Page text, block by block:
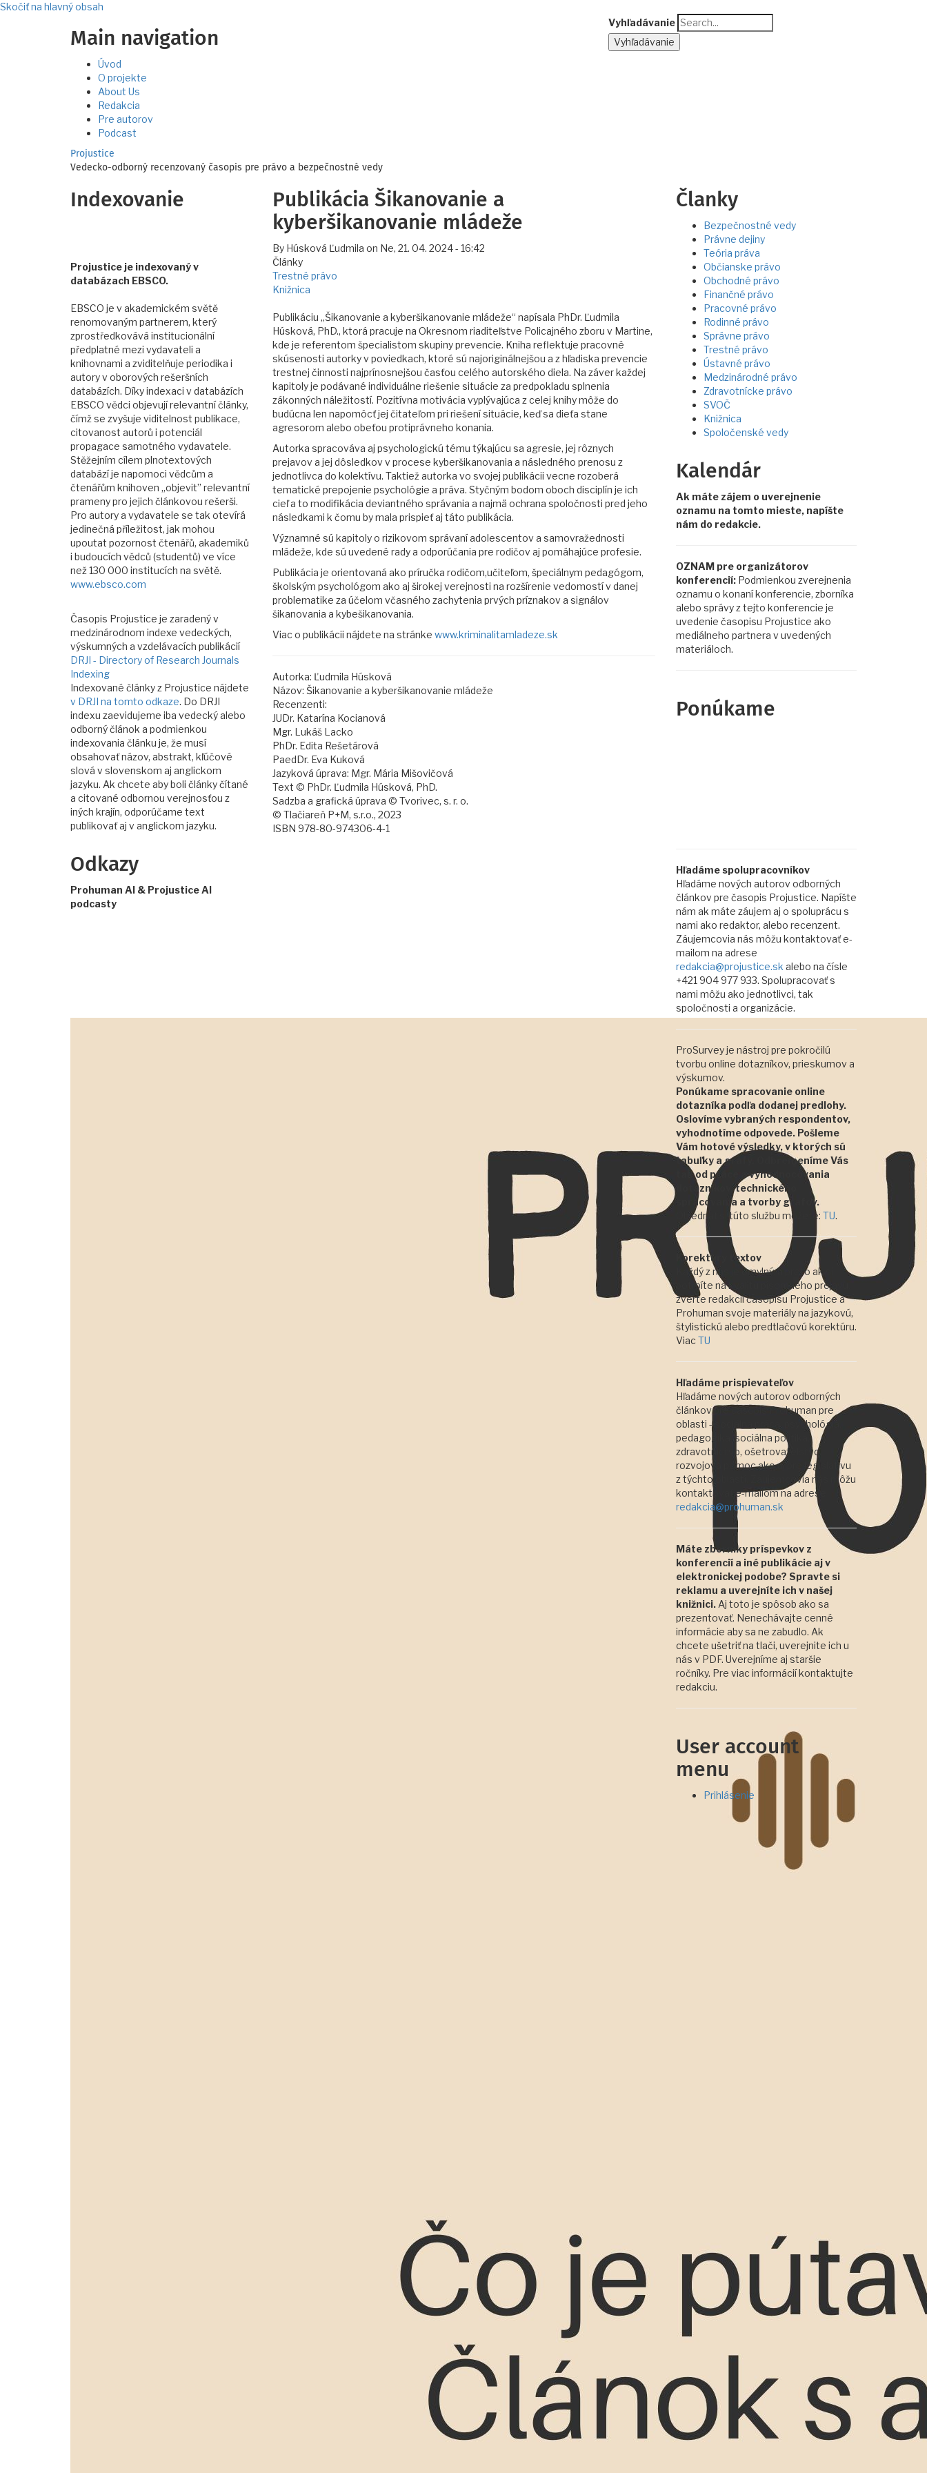
Skočiť na hlavný obsah
Main navigation
Úvod
O projekte
About Us
Redakcia
Pre autorov
Podcast
Vyhľadávanie
Projustice
Vedecko-odborný recenzovaný časopis pre právo a bezpečnostné vedy
Publikácia Šikanovanie a
kyberšikanovanie mládeže
By Húsková Ľudmila on Ne, 21. 04. 2024 - 16:42
Články
Trestné právo
Knižnica
Publikáciu „Šikanovanie a kyberšikanovanie mládeže“ napísala PhDr. Ľudmila
Húsková, PhD., ktorá pracuje na Okresnom riaditeľstve Policajného zboru v Martine,
kde je referentom špecialistom skupiny prevencie. Kniha reflektuje pracovné
skúsenosti autorky v poviedkach, ktoré sú najoriginálnejšou a z hľadiska prevencie
trestnej činnosti najprínosnejšou časťou celého autorského diela. Na záver každej
kapitoly je podávané individuálne riešenie situácie za predpokladu splnenia
zákonných náležitostí. Pozitívna motivácia vyplývajúca z celej knihy môže do
budúcna len napomôcť jej čitateľom pri riešení situácie, keď sa dieťa stane
agresorom alebo obeťou protiprávneho konania.
Autorka spracováva aj psychologickú tému týkajúcu sa agresie, jej rôznych
prejavov a jej dôsledkov v procese kyberšikanovania a následného prenosu z
jednotlivca do kolektívu. Taktiež autorka vo svojej publikácii vecne rozoberá
tematické prepojenie psychológie a práva. Styčným bodom oboch disciplín je ich
cieľ a to modifikácia deviantného správania a najmä ochrana spoločnosti pred jeho
následkami k čomu by mala prispieť aj táto publikácia.
Významné sú kapitoly o rizikovom správaní adolescentov a samovražednosti
mládeže, kde sú uvedené rady a odporúčania pre rodičov aj pomáhajúce profesie.
Publikácia je orientovaná ako príručka rodičom,učiteľom, špeciálnym pedagógom,
školským psychológom ako aj širokej verejnosti na rozšírenie vedomostí v danej
problematike za účelom včasného zachytenia prvých príznakov a signálov
šikanovania a kybešikanovania.
Viac o publikácii nájdete na stránke www.kriminalitamladeze.sk
Autorka: Ľudmila Húsková
Názov: Šikanovanie a kyberšikanovanie mládeže
Recenzenti:
JUDr. Katarína Kocianová
Mgr. Lukáš Lacko
PhDr. Edita Rešetárová
PaedDr. Eva Kuková
Jazyková úprava: Mgr. Mária Mišovičová
Text © PhDr. Ľudmila Húsková, PhD.
Sadzba a grafická úprava © Tvorivec, s. r. o.
© Tlačiareň P+M, s.r.o., 2023
ISBN 978-80-974306-4-1
Indexovanie
Projustice je indexovaný v
databázach EBSCO.
EBSCO je v akademickém světě
renomovaným partnerem, který
zprostředkovává institucionální
předplatné mezi vydavateli a
knihovnami a zviditelňuje periodika i
autory v oborových rešeršních
databázích. Díky indexaci v databázích
EBSCO vědci objevují relevantní články,
čímž se zvyšuje viditelnost publikace,
citovanost autorů i potenciál
propagace samotného vydavatele.
Stěžejním cílem plnotextových
databází je napomoci vědcům a
čtenářům knihoven „objevit” relevantní
prameny pro jejich článkovou rešerši.
Pro autory a vydavatele se tak otevírá
jedinečná příležitost, jak mohou
upoutat pozornost čtenářů, akademiků
i budoucích vědců (studentů) ve více
než 130 000 institucích na světě.
www.ebsco.com
Časopis Projustice je zaradený v
medzinárodnom indexe vedeckých,
výskumných a vzdelávacích publikácií
DRJI - Directory of Research Journals
Indexing
Indexované články z Projustice nájdete
v DRJI na tomto odkaze. Do DRJI
indexu zaevidujeme iba vedecký alebo
odborný článok a podmienkou
indexovania článku je, že musí
obsahovať názov, abstrakt, kľúčové
slová v slovenskom aj anglickom
jazyku. Ak chcete aby boli články čítané
a citované odbornou verejnosťou z
iných krajín, odporúčame text
publikovať aj v anglickom jazyku.
Odkazy
Prohuman AI & Projustice AI
podcasty
Članky
Bezpečnostné vedy
Právne dejiny
Teória práva
Občianske právo
Obchodné právo
Finančné právo
Pracovné právo
Rodinné právo
Správne právo
Trestné právo
Ústavné právo
Medzinárodné právo
Zdravotnícke právo
SVOČ
Knižnica
Spoločenské vedy
Kalendár
Ak máte zájem o uverejnenie
oznamu na tomto mieste, napíšte
nám do redakcie.
OZNAM pre organizátorov
konferencií:Podmienkou zverejnenia
oznamu o konaní konferencie, zborníka
alebo správy z tejto konferencie je
uvedenie časopisu Projustice ako
mediálneho partnera v uvedených
materiáloch.
Ponúkame
Hľadáme spolupracovníkov
Hľadáme nových autorov odborných
článkov pre časopis Projustice. Napíšte
nám ak máte záujem aj o spoluprácu s
nami ako redaktor, alebo recenzent.
Záujemcovia nás môžu kontaktovať e-
mailom na adrese
redakcia@projustice.sk alebo na čísle
+421 904 977 933. Spolupracovať s
nami môžu ako jednotlivci, tak
spoločnosti a organizácie.
ProSurvey je nástroj pre pokročilú
tvorbu online dotazníkov, prieskumov a
výskumov.
Ponúkame spracovanie online
dotazníka podľa dodanej predlohy.
Oslovíme vybraných respondentov,
vyhodnotíme odpovede. Pošleme
Vám hotové výsledky, v ktorých sú
tabuľky a grafy. Odbremeníme Vás
tak od práce a vyhodnocovania
dotazníkov, technického
spracovania a tvorby grafov.
Objednať si túto službu môžete: TU.
Korektúry textov
Každý z nás je omylný, a preto ak si
potrpíte na kvalitu písomného prejavu,
zverte redakcii časopisu Projustice a
Prohuman svoje materiály na jazykovú,
štylistickú alebo predtlačovú korektúru.
Viac TU
Hľadáme prispievateľov
Hľadáme nových autorov odborných
článkov pre časopis Prohuman pre
oblasti - sociálna práca, psychológia,
pedagogika, sociálna politika,
zdravotníctvo, ošetrovateľstvo,
rozvojová pomoc ako aj pre legislatívu
z týchto oblastí. Záujemcovia nás môžu
kontaktovať e-mailom na adrese
redakcia@prohuman.sk
Máte zborníky príspevkov z
konferencií a iné publikácie aj v
elektronickej podobe? Spravte si
reklamu a uverejníte ich v našej
knižnici.Aj toto je spôsob ako sa
prezentovať. Nenechávajte cenné
informácie aby sa ne zabudlo. Ak
chcete ušetriť na tlači, uverejnite ich u
nás v PDF. Uverejníme aj staršie
ročníky. Pre viac informácií kontaktujte
redakciu.
User account
menu
Prihlásenie